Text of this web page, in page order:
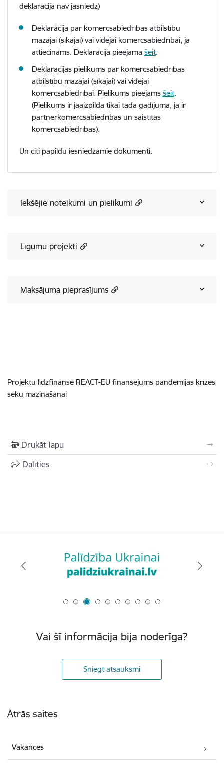
deklarācija nav jāsniedz)
Deklarācija par komercsabiedrības atbilstību
mazajai (sīkajai) vai vidējai komercsabiedrībai, ja
attiecināms. Deklarācija pieejama šeit.
Deklarācijas pielikums par komercsabiedrības
atbilstību mazajai (sīkajai) vai vidējai
komercsabiedrībai. Pielikums pieejams šeit.
(Pielikums ir jāaizpilda tikai tādā gadījumā, ja ir
partnerkomercsabiedrības un saistītās
komercsabiedrības).
Un citi papildu iesniedzamie dokumenti.
Iekšējie noteikumi un pielikumi
Līgumu projekti
Maksājuma pieprasījums
Projektu līdzfinansē REACT-EU finansējums pandēmijas krīzes
seku mazināšanai
Drukāt lapu
Dalīties
Vai šī informācija bija noderīga?
Sniegt atsauksmi
Ātrās saites
Vakances